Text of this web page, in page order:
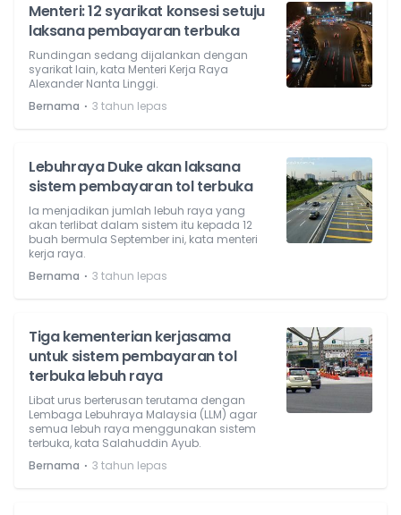
Menteri: 12 syarikat konsesi setuju
laksana pembayaran terbuka
Rundingan sedang dijalankan dengan
syarikat lain, kata Menteri Kerja Raya
Alexander Nanta Linggi.
Bernama ⋅ 3 tahun lepas
Lebuhraya Duke akan laksana
sistem pembayaran tol terbuka
Ia menjadikan jumlah lebuh raya yang
akan terlibat dalam sistem itu kepada 12
buah bermula September ini, kata menteri
kerja raya.
Bernama ⋅ 3 tahun lepas
Tiga kementerian kerjasama
untuk sistem pembayaran tol
terbuka lebuh raya
Libat urus berterusan terutama dengan
Lembaga Lebuhraya Malaysia (LLM) agar
semua lebuh raya menggunakan sistem
terbuka, kata Salahuddin Ayub.
Bernama ⋅ 3 tahun lepas